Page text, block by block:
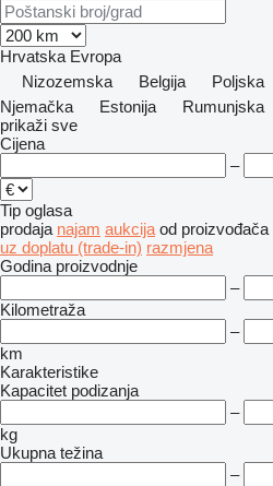
Hrvatska Evropa
Nizozemska
Belgija Poljska
Njemačka
Estonija
Rumunjska
prikaži sve
Cijena
–
Tip oglasa
prodaja najam aukcija od proizvođača
uz doplatu (trade-in) razmjena
Godina proizvodnje
–
Kilometraža
–
km
Karakteristike
Kapacitet podizanja
–
kg
Ukupna težina
–